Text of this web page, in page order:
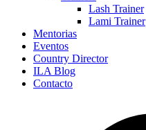
Lash Trainer
Lami Trainer
Mentorias
Eventos
Country Director
ILA Blog
Contacto